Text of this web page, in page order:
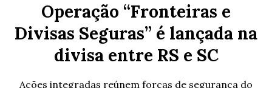
Operação “Fronteiras e
Divisas Seguras” é lançada na
divisa entre RS e SC
Ações integradas reúnem forças de segurança do